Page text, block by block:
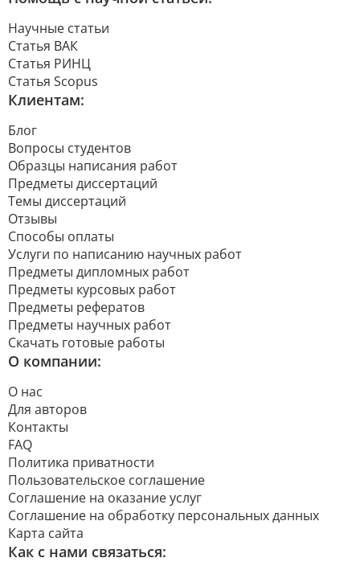
Научные статьи
Статья ВАК
Статья РИНЦ
Статья Scopus
Клиентам:
Блог
Вопросы студентов
Образцы написания работ
Предметы диссертаций
Темы диссертаций
Отзывы
Способы оплаты
Услуги по написанию научных работ
Предметы дипломных работ
Предметы курсовых работ
Предметы рефератов
Предметы научных работ
Скачать готовые работы
О компании:
О нас
Для авторов
Контакты
FAQ
Политика приватности
Пользовательское соглашение
Соглашение на оказание услуг
Соглашение на обработку персональных данных
Карта сайта
Как с нами связаться: